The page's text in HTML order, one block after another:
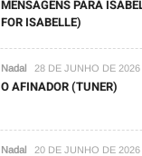
MENSAGENS PARA
FOR ISABELLE)
Nadal 28 DE JUNHO DE 2026
O AFINADOR (TUNER)
Nadal 20 DE JUNHO DE 2026